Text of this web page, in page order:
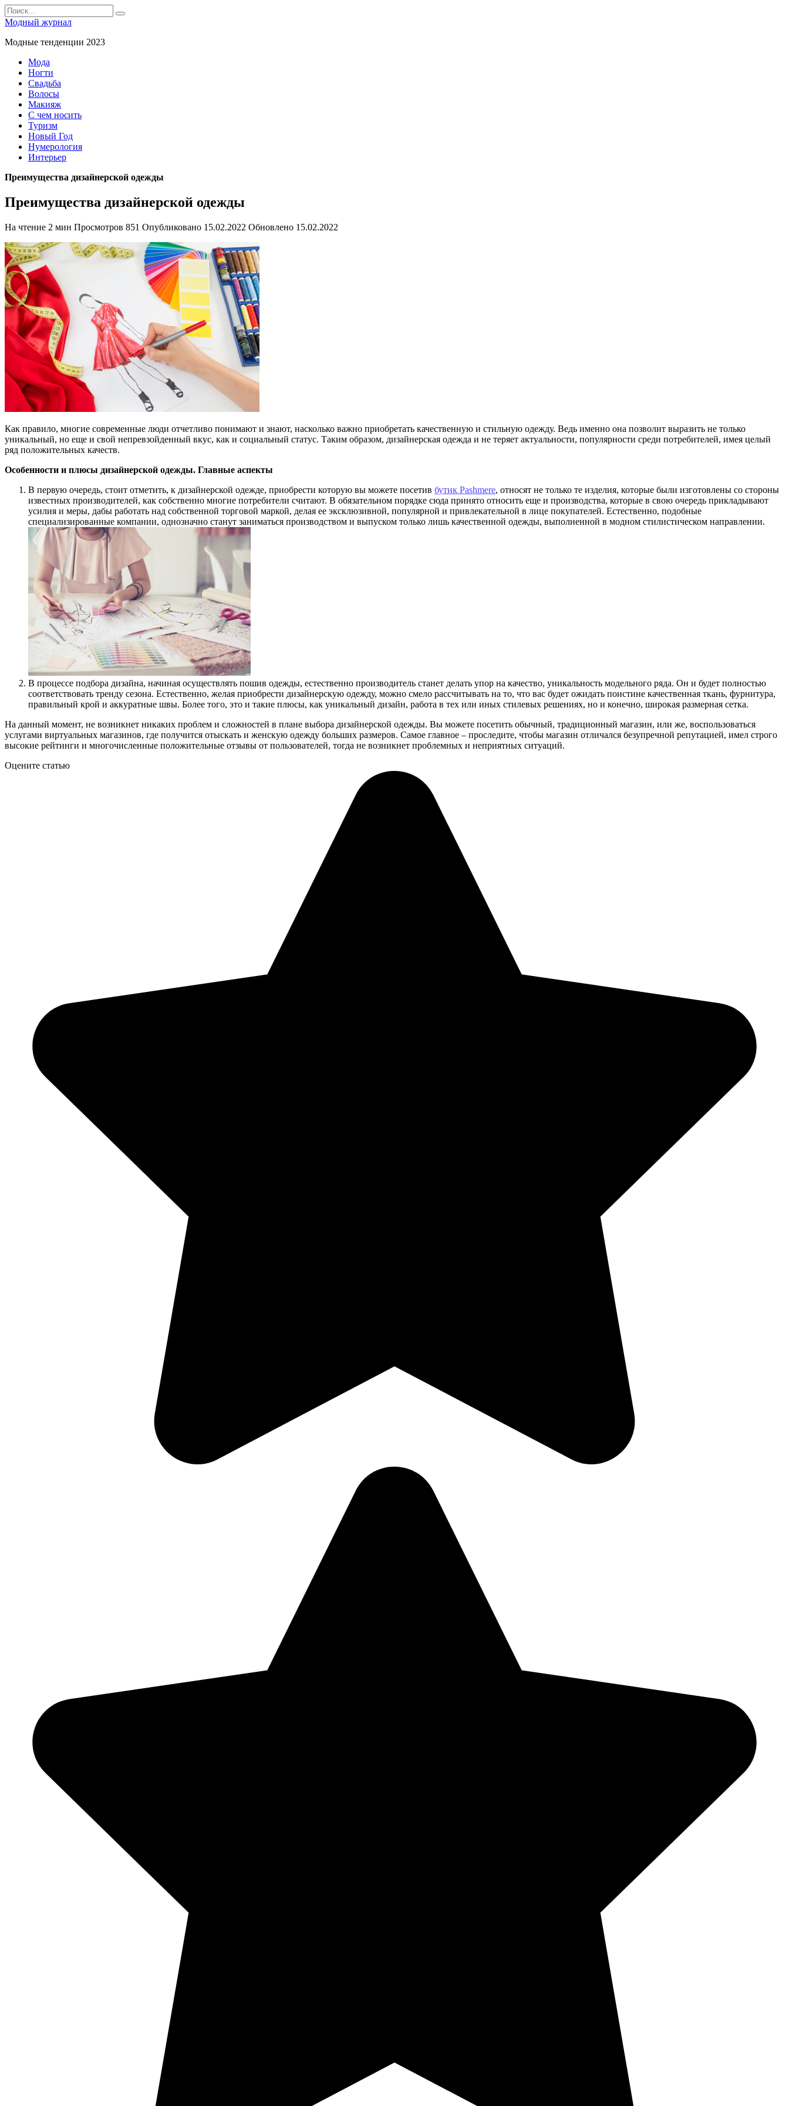
Перейти
к
содержанию
Search
for:
Модный журнал
Модные тенденции 2023
Мода
Ногти
Свадьба
Волосы
Макияж
С чем носить
Туризм
Новый Год
Нумерология
Интерьер
Преимущества дизайнерской одежды
Преимущества дизайнерской одежды
На чтение 2 мин Просмотров 851 Опубликовано 15.02.2022 Обновлено 15.02.2022
Как правило, многие современные люди отчетливо понимают и знают, насколько важно приобретать качественную и стильную одежду. Ведь именно она позволит выразить не только
уникальный, но еще и свой непревзойденный вкус, как и социальный статус. Таким образом, дизайнерская одежда и не теряет актуальности, популярности среди потребителей, имея целый
ряд положительных качеств.
Особенности и плюсы дизайнерской одежды. Главные аспекты
В первую очередь, стоит отметить, к дизайнерской одежде, приобрести которую вы можете посетив бутик Pashmere, относят не только те изделия, которые были изготовлены со стороны
известных производителей, как собственно многие потребители считают. В обязательном порядке сюда принято относить еще и производства, которые в свою очередь прикладывают
усилия и меры, дабы работать над собственной торговой маркой, делая ее эксклюзивной, популярной и привлекательной в лице покупателей. Естественно, подобные
специализированные компании, однозначно станут заниматься производством и выпуском только лишь качественной одежды, выполненной в модном стилистическом направлении.
В процессе подбора дизайна, начиная осуществлять пошив одежды, естественно производитель станет делать упор на качество, уникальность модельного ряда. Он и будет полностью
соответствовать тренду сезона. Естественно, желая приобрести дизайнерскую одежду, можно смело рассчитывать на то, что вас будет ожидать поистине качественная ткань, фурнитура,
правильный крой и аккуратные швы. Более того, это и такие плюсы, как уникальный дизайн, работа в тех или иных стилевых решениях, но и конечно, широкая размерная сетка.
На данный момент, не возникнет никаких проблем и сложностей в плане выбора дизайнерской одежды. Вы можете посетить обычный, традиционный магазин, или же, воспользоваться
услугами виртуальных магазинов, где получится отыскать и женскую одежду больших размеров. Самое главное – проследите, чтобы магазин отличался безупречной репутацией, имел строго
высокие рейтинги и многочисленные положительные отзывы от пользователей, тогда не возникнет проблемных и неприятных ситуаций.
Оцените статью